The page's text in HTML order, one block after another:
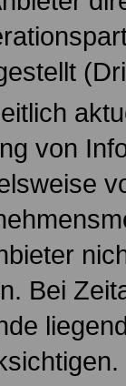
von
Bei